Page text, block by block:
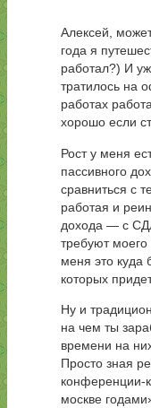
Алексей,
года я
работал?) И
тратилось на
работах
хорошо если
Рост у меня
пассивного
сравниться с
работая и
дохода — с
требуют
меня это куда
которых
Ну и
на чем ты
времени на
Просто зная
конференции-
москве